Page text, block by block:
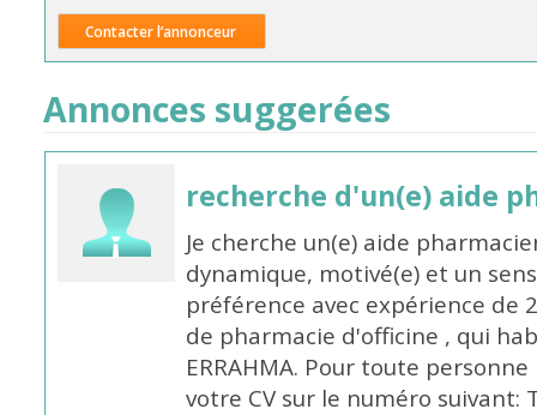
Contacter l’annonceur
Annonces suggerées
recherche d'un(e) aide
Je cherche un(e) aide
dynamique, motivé(e) et un
préférence avec expérience de
de pharmacie d'officine , qui
ERRAHMA. Pour toute
votre CV sur le numéro suivant: